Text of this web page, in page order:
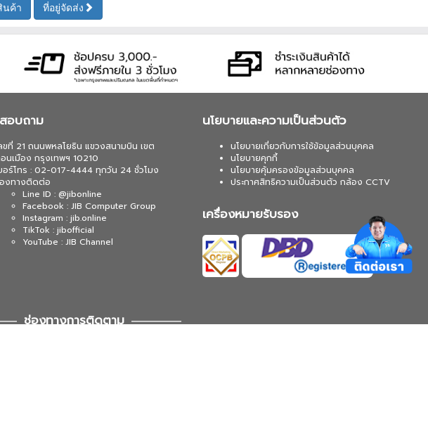
นค้า ที่อยู่จัดส่ง
อบถาม
ขที่ 21 ถนนพหลโยธิน แขวงสนามบิน เขต
นเมือง กรุงเทพฯ 10210
อร์โทร : 02-017-4444 ทุกวัน 24 ชั่วโมง
งทางติดต่อ
Line ID : @jibonline
Facebook : JIB Computer Group
Instagram : jib.online
TikTok : jibofficial
YouTube : JIB Channel
นโยบายและความเป็นส่วนตัว
นโยบายเกี่ยวกับการใช้ข้อมูลส่วนบุคคล
นโยบายคุกกี้
นโยบายคุ้มครองข้อมูลส่วนบุคคล
ประกาศสิทธิความเป็นส่วนตัว กล้อง CCTV
เครื่องหมายรับรอง
ช่องทางการติดตาม